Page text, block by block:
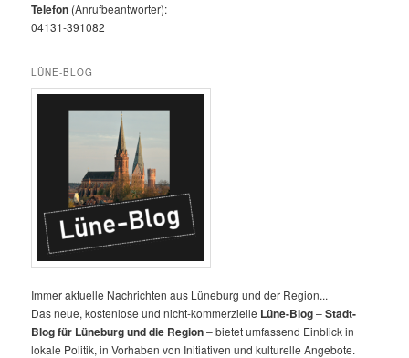
Telefon (Anrufbeantworter):
04131-391082
LÜNE-BLOG
Immer aktuelle Nachrichten aus Lüneburg und der Region...
Das neue, kostenlose und nicht-kommerzielle Lüne-Blog–Stadt-
Blog für Lüneburg und die Region– bietet umfassend Einblick in
lokale Politik, in Vorhaben von Initiativen und kulturelle Angebote.